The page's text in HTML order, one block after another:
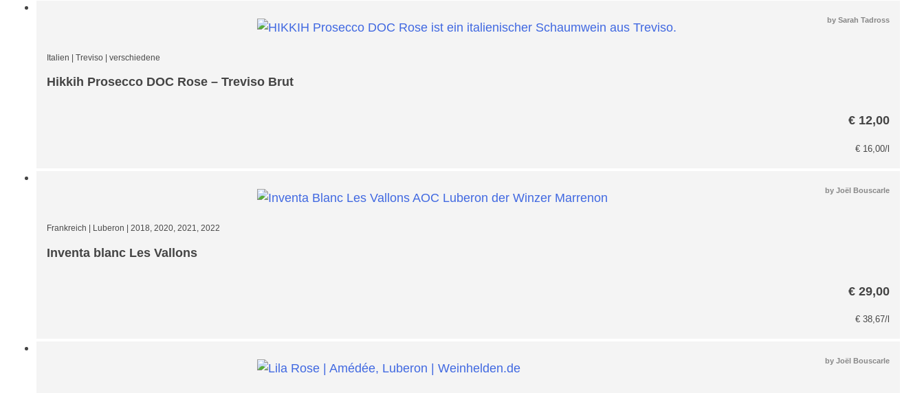
bySarah Tadross
Italien Treviso| verschiedene
Hikkih Prosecco DOC Rose – Treviso Brut
€ 12,00
€ 16,00/l
byJoël Bouscarle
Frankreich Luberon 2018, 2020, 2021, 2022
Inventa blanc Les Vallons
€ 29,00
€ 38,67/l
byJoël Bouscarle